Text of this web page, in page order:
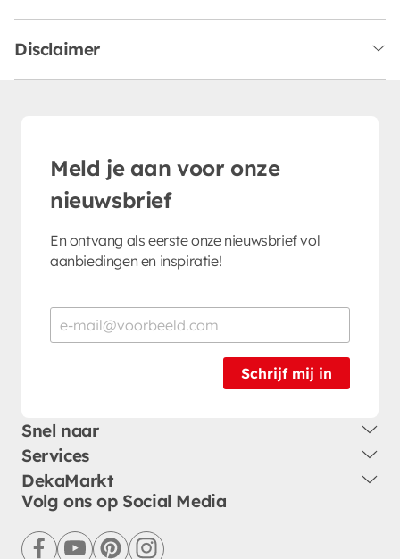
Disclaimer
Meld je aan voor onze
nieuwsbrief
En ontvang als eerste onze nieuwsbrief vol
aanbiedingen en inspiratie!
Schrijf mij in
Snel naar
Services
DekaMarkt
Volg ons op Social Media